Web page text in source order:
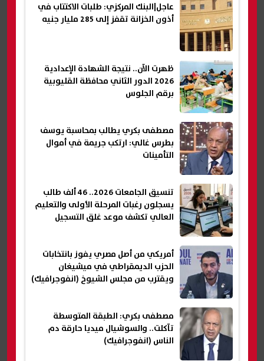
عاجل|البنك المركزي: طلبات الاكتتاب في
أذون الخزانة تقفز إلى 285 مليار جنيه
ظهرت الآن.. نتيجة الشهادة الإعدادية
2026 الدور الثاني محافظة القليوبية
برقم الجلوس
مصطفى بكري يطالب بمحاسبة يوسف
بطرس غالي: ارتكب جريمة في أموال
التأمينات
تنسيق الجامعات 2026.. 46 ألف طالب
يسجلون رغبات المرحلة الأولى والتعليم
العالي تكشف موعد غلق التسجيل
أمريكي من أصل مصري يفوز بانتخابات
الحزب الديمقراطي في ميشيغان
ويقترب من مجلس الشيوخ (انفوجرافيك)
مصطفى بكري: الطبقة المتوسطة
تآكلت.. والسوشيال ميديا حارقة دم
الناس (انفوجرافيك)